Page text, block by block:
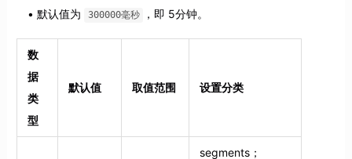
默认值为 300000毫秒 ，即 5分钟。
数
据
类
型
默认值 取值范围 设置分类
segments；